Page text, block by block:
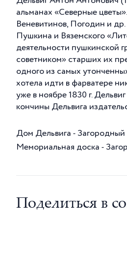
альманах «Северные
Веневитинов, Погодин и др.
Пушкина и Вяземского
деятельности пушкинской
советником» старших их
одного из самых
хотела идти в фарватере
уже в ноябре 1830 г.
кончины Дельвига
Дом Дельвига - Загородный
Мемориальная доска -
Поделиться в